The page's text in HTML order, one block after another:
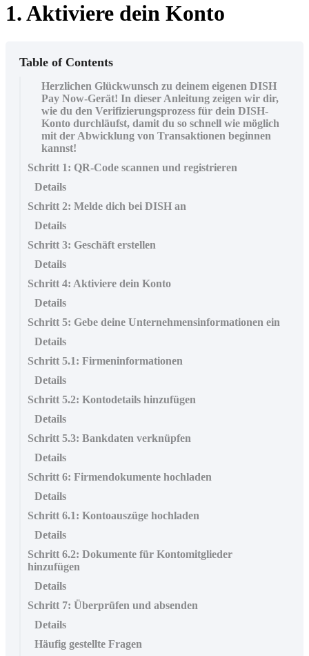
1. Aktiviere dein Konto
Table of Contents
Herzlichen Glückwunsch zu deinem eigenen DISH
Pay Now-Gerät! In dieser Anleitung zeigen wir dir,
wie du den Verifizierungsprozess für dein DISH-
Konto durchläufst, damit du so schnell wie möglich
mit der Abwicklung von Transaktionen beginnen
kannst!
Schritt 1: QR-Code scannen und registrieren
Details
Schritt 2: Melde dich bei DISH an
Details
Schritt 3: Geschäft erstellen
Details
Schritt 4: Aktiviere dein Konto
Details
Schritt 5: Gebe deine Unternehmensinformationen ein
Details
Schritt 5.1: Firmeninformationen
Details
Schritt 5.2: Kontodetails hinzufügen
Details
Schritt 5.3: Bankdaten verknüpfen
Details
Schritt 6: Firmendokumente hochladen
Details
Schritt 6.1: Kontoauszüge hochladen
Details
Schritt 6.2: Dokumente für Kontomitglieder
hinzufügen
Details
Schritt 7: Überprüfen und absenden
Details
Häufig gestellte Fragen